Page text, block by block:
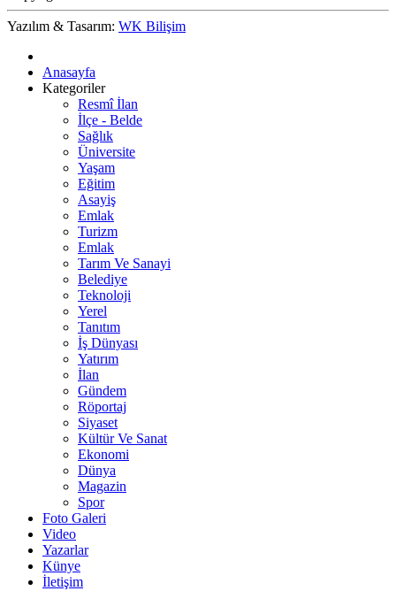
Yazılım & Tasarım: WK Bilişim
Anasayfa
Kategoriler
Resmî İlan
İlçe - Belde
Sağlık
Üniversite
Yaşam
Eğitim
Asayiş
Emlak
Turizm
Emlak
Tarım Ve Sanayi
Belediye
Teknoloji
Yerel
Tanıtım
İş Dünyası
Yatırım
İlan
Gündem
Röportaj
Siyaset
Kültür Ve Sanat
Ekonomi
Dünya
Magazin
Spor
Foto Galeri
Video
Yazarlar
Künye
İletişim